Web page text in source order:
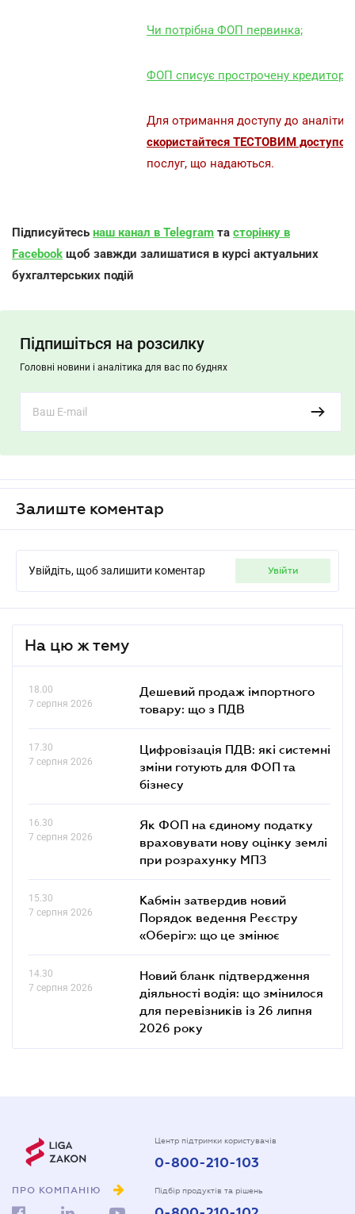
Чи потрібна ФОП первинка;
ФОП списує прострочену
Для отримання доступу до
скористайтеся ТЕСТОВИМ доступом
послуг, що надаються.
Підписуйтесь наш канал в Telegram та сторінку в
Facebook щоб завжди залишатися в курсі актуальних
бухгалтерських подій
Підпишіться на розсилку
Головні новини і аналітика для вас по буднях
Залиште коментар
Увійдіть, щоб залишити коментар увійти
На цю ж тему
18.00
7 серпня 2026
Дешевий продаж імпортного
товару: що з ПДВ
17.30
7 серпня 2026
Цифровізація ПДВ: які системні
зміни готують для ФОП та
бізнесу
16.30
7 серпня 2026
Як ФОП на єдиному податку
враховувати нову оцінку землі
при розрахунку МПЗ
15.30
7 серпня 2026
Кабмін затвердив новий
Порядок ведення Реєстру
«Оберіг»: що це змінює
14.30
7 серпня 2026
Новий бланк підтвердження
діяльності водія: що змінилося
для перевізників із 26 липня
2026 року
ПРО КОМПАНІЮ
Центр підтримки користувачів
0-800-210-103
Підбір продуктів та рішень